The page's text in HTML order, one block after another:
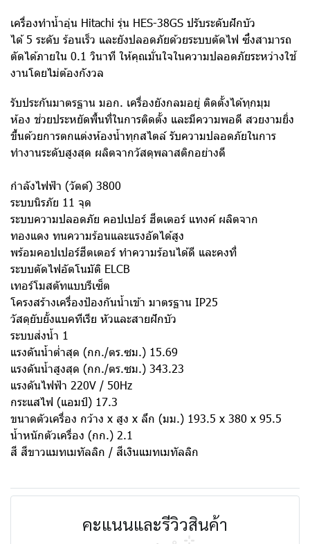
เครื่องทำน้ำอุ่น Hitachi รุ่น HES-38GS ปรับระดับฝักบัว
ได้ 5 ระดับ ร้อนเร็ว และยังปลอดภัยด้วยระบบตัดไฟ ซึ่งสามารถ
ตัดได้ภายใน 0.1 วินาที ให้คุณมั่นใจในความปลอดภัยระหว่างใช้
งานโดยไม่ต้องกังวล
รับประกันมาตรฐาน มอก. เครื่องยังกลมอยู่ ติดตั้งได้ทุกมุม
ห้อง ช่วยประหยัดพื้นที่ในการติดตั้ง และมีความพอดี สวยงามยิ่ง
ขึ้นด้วยการตกแต่งห้องน้ำทุกสไตล์ รับความปลอดภัยในการ
ทำงานระดับสูงสุด ผลิตจากวัสดุพลาสติกอย่างดี
กำลังไฟฟ้า (วัตต์) 3800
ระบบนิรภัย 11 จุด
ระบบความปลอดภัย คอปเปอร์ ฮีตเตอร์ แทงค์ ผลิตจาก
ทองแดง ทนความร้อนและแรงอัดได้สูง
พร้อมคอปเปอร์ฮีตเตอร์ ทำความร้อนได้ดี และคงที่
ระบบตัดไฟอัตโนมัติ ELCB
เทอร์โมสตัทแบบรีเซ็ต
โครงสร้างเครื่องป้องกันน้ำเข้า มาตรฐาน IP25
วัสดุยับยั้งแบคทีเรีย หัวและสายฝักบัว
ระบบส่งน้ำ 1
แรงดันน้ำต่ำสุด (กก./ตร.ซม.) 15.69
แรงดันน้ำสูงสุด (กก./ตร.ซม.) 343.23
แรงดันไฟฟ้า 220V / 50Hz
กระแสไฟ (แอมป์) 17.3
ขนาดตัวเครื่อง กว้าง x สูง x ลึก (มม.) 193.5 x 380 x 95.5
น้ำหนักตัวเครื่อง (กก.) 2.1
สี สีขาวแมทเมทัลลิก / สีเงินแมทเมทัลลิก
คะแนนและรีวิวสินค้า